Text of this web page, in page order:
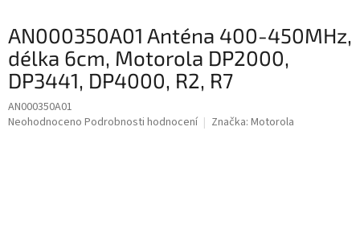
AN000350A01 Anténa 400-450MHz,
délka 6cm, Motorola DP2000,
DP3441, DP4000, R2, R7
AN000350A01
Průměrné
Neohodnoceno Podrobnosti hodnocení Značka: Motorola